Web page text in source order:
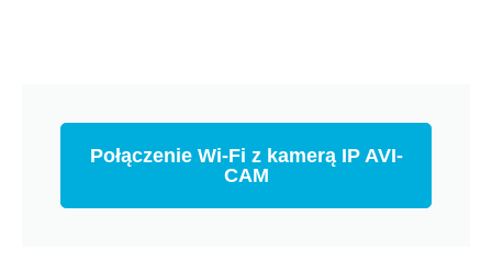
Połączenie Wi-Fi z kamerą IP AVI-
CAM